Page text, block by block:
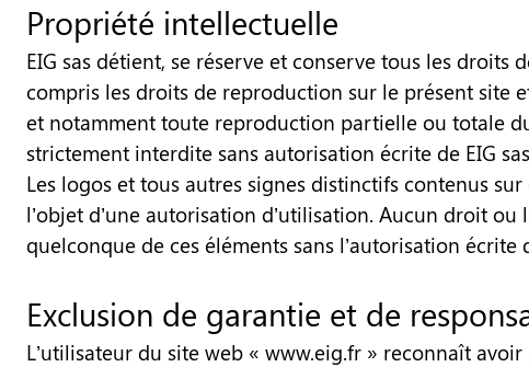
Propriété intellectuelle
EIG sas détient, se réserve et conserve tous les
compris les droits de reproduction sur le présent site
et notamment toute reproduction partielle ou totale
strictement interdite sans autorisation écrite de EIG
Les logos et tous autres signes distinctifs contenus
l’objet d’une autorisation d’utilisation. Aucun droit
quelconque de ces éléments sans l’autorisation
Exclusion de garantie et de
L’utilisateur du site web « www.eig.fr » reconnaît